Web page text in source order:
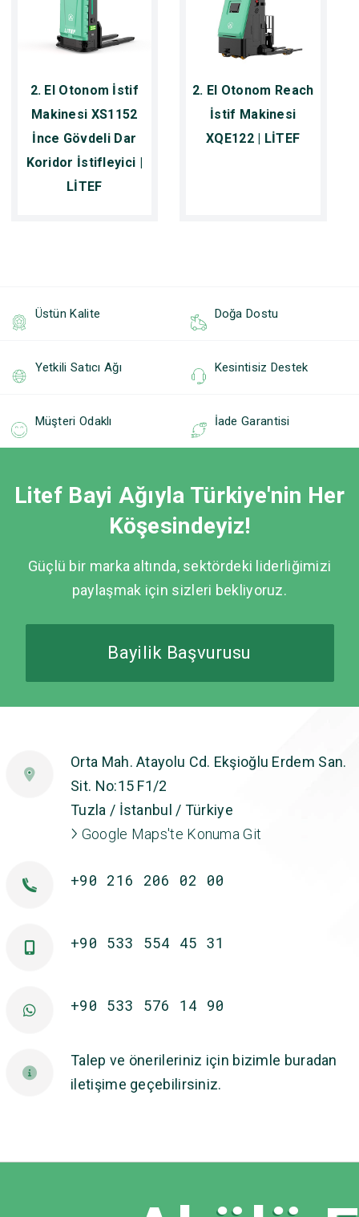
2. El Otonom İstif
Makinesi XS1152
İnce Gövdeli Dar
Koridor İstifleyici |
LİTEF
2. El Otonom Reach
İstif Makinesi
XQE122 | LİTEF
Üstün Kalite Doğa Dostu
Yetkili Satıcı Ağı Kesintisiz Destek
Müşteri Odaklı İade Garantisi
Litef Bayi Ağıyla Türkiye'nin Her
Köşesindeyiz!
Güçlü bir marka altında, sektördeki liderliğimizi
paylaşmak için sizleri bekliyoruz.
Bayilik Başvurusu
Orta Mah. Atayolu Cd. Ekşioğlu Erdem San.
Sit. No:15 F1/2
Tuzla / İstanbul / Türkiye
Google Maps'te Konuma Git
+90 216 206 02 00
+90 533 554 45 31
+90 533 576 14 90
Talep ve önerileriniz için bizimle buradan
iletişime geçebilirsiniz.